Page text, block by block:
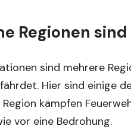
Regionen
sind mehrere
Hier sind einige
Region kämpfen
vor eine Bedrohung.